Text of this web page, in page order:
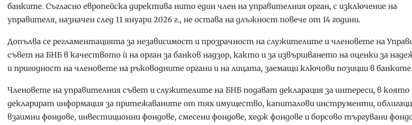
банките. Съгласно европейска директива нито един член на управителния орган, с изключение на
управителя, назначен след 11 януари 2026 г., не остава на длъжност повече от 14 години.
Допълва се регламентацията за независимост и прозрачност на служителите и членовете на
съвет на БНБ в качеството ѝ на орган за банков надзор, както и за извършването на оценки за
и пригодност на членовете на ръководните органи и на лицата, заемащи ключови позиции в банките.
Членовете на управителния съвет и служителите на БНБ подават декларация за интереси, в която
декларират информация за притежаваните от тях имущество, капиталови инструменти,
взаимни фондове, инвестиционни фондове, смесени фондове, хедж фондове и борсово търгувани